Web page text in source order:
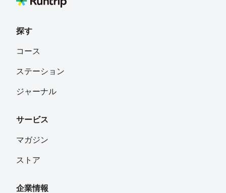
探す
コース
ステーション
ジャーナル
サービス
マガジン
ストア
企業情報